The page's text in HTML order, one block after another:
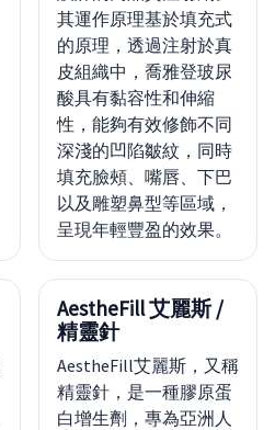
其運作原理基於填充式
的原理，透過注射於真
皮組織中，喬雅登玻尿
酸具有黏容性和伸縮
性，能夠有效修飾不同
深淺的凹陷皺紋，同時
填充臉頰、嘴唇、下巴
以及雕塑鼻型等區域，
呈現年輕豐盈的效果。
AestheFill 艾麗斯 /
精靈針
AestheFill艾麗斯，又稱
精靈針，是一種膠原蛋
白增生劑，專為亞洲人